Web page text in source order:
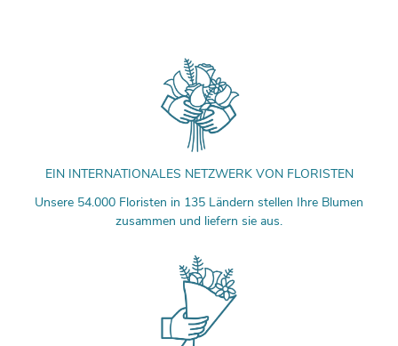
EIN INTERNATIONALES NETZWERK VON FLORISTEN
Unsere 54.000 Floristen in 135 Ländern stellen Ihre Blumen
zusammen und liefern sie aus.